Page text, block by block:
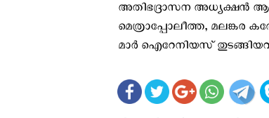
അതിഭദ്രാസന അധ്യക്ഷൻ
മെത്രാപ്പോലീത്ത, മലങ്കര
മാർ ഐറേനിയസ്